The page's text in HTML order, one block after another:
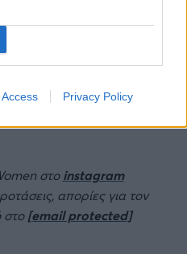
Privacy Policy
η μεγαλύτερη επιτυχία
την στιγμή, καθώς
το χρυσό στο
στοinstagram
απορίες για τον
στο[email protected]